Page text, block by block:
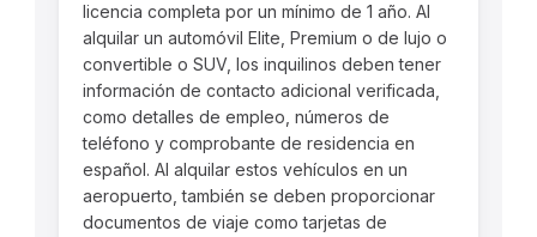
licencia completa por un mínimo de 1 año. Al
alquilar un automóvil Elite, Premium o de lujo o
convertible o SUV, los inquilinos deben tener
información de contacto adicional verificada,
como detalles de empleo, números de
teléfono y comprobante de residencia en
español. Al alquilar estos vehículos en un
aeropuerto, también se deben proporcionar
documentos de viaje como tarjetas de